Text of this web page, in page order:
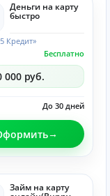
Деньги на карту
быстро
Кредит»
Бесплатно
000 руб.
До 30 дней
Займ на карту